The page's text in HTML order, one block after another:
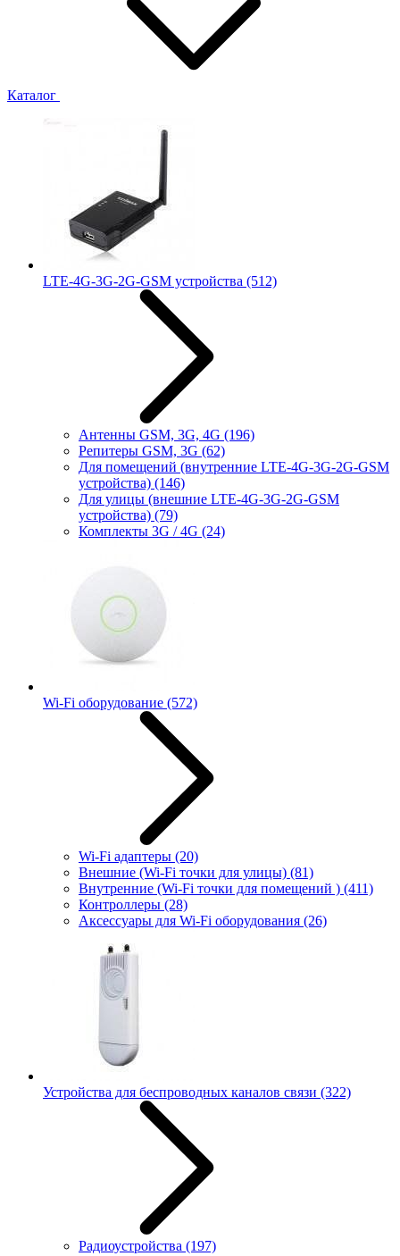
Каталог
LTE-4G-3G-2G-GSM устройства (512)
Антенны GSM, 3G, 4G (196)
Репитеры GSM, 3G (62)
Для помещений (внутренние LTE-4G-3G-2G-GSM
устройства) (146)
Для улицы (внешние LTE-4G-3G-2G-GSM
устройства) (79)
Комплекты 3G / 4G (24)
Wi-Fi оборудование (572)
Wi-Fi адаптеры (20)
Внешние (Wi-Fi точки для улицы) (81)
Внутренние (Wi-Fi точки для помещений ) (411)
Контроллеры (28)
Аксессуары для Wi-Fi оборудования (26)
Устройства для беспроводных каналов связи (322)
Радиоустройства (197)